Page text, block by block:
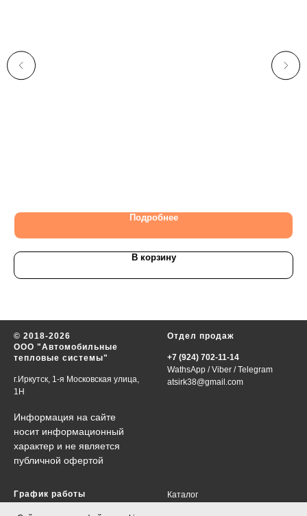
Подробнее
В корзину
© 2018-2026
ООО "Автомобильные
тепловые системы"
г.Иркутск, 1-я Московская улица,
1Н
Информация на сайте
носит информационный
характер и не является
публичной офертой
Отдел продаж
+7 (924) 702-11-14
WathsApp /Viber /Telegram
atsirk38@gmail.com
График работы
Каталог